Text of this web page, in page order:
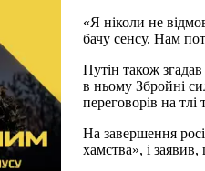
«Я ніколи не
бачу сенсу. Нам
Путін також
в ньому Збройні
переговорів на тлі
На завершення
хамства», і